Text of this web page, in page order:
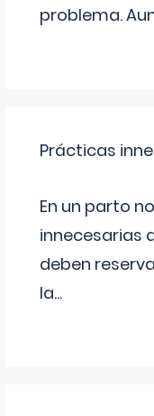
problema.
Prácticas
En un parto
innecesarias
deben
la...